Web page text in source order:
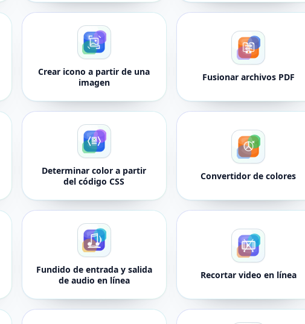
Crear icono a partir de una
imagen
Fusionar archivos PDF
Determinar color a partir
del código CSS
Convertidor de colores
Fundido de entrada y salida
de audio en línea
Recortar video en línea